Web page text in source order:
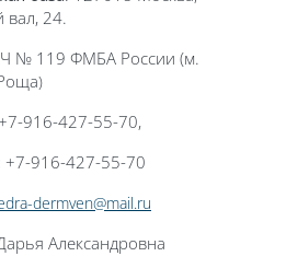
вал, 24.
№ 119 ФМБА России (м.
)
916-427-55-70,
+7-916-427-55-70
dermven@mail.ru
Александровна